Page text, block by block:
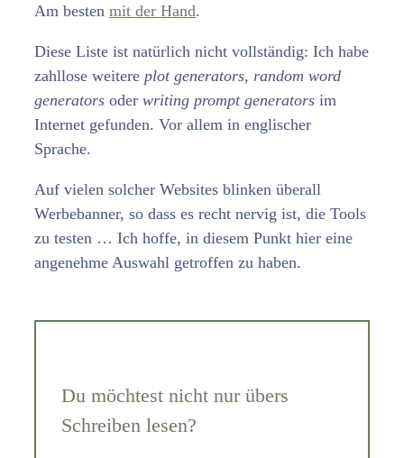
Am besten mit der Hand.
Diese Liste ist natürlich nicht vollständig: Ich habe
zahllose weitere plot generators, random word
generators oder writing prompt generators im
Internet gefunden. Vor allem in englischer
Sprache.
Auf vielen solcher Websites blinken überall
Werbebanner, so dass es recht nervig ist, die Tools
zu testen … Ich hoffe, in diesem Punkt hier eine
angenehme Auswahl getroffen zu haben.
Du möchtest nicht nur übers
Schreiben lesen?